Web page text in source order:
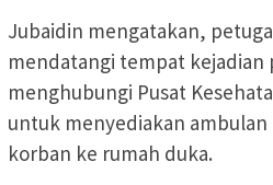
Jubaidin mengatakan,
mendatangi tempat kejadian
menghubungi Pusat
untuk menyediakan ambulan
korban ke rumah duka.